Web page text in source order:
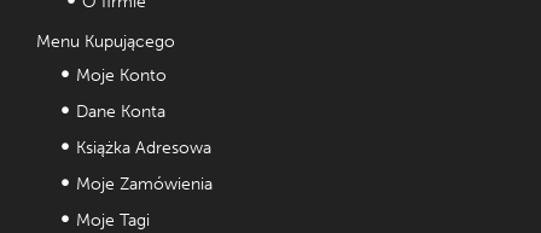
Menu Kupującego
Moje Konto
Dane Konta
Książka Adresowa
Moje Zamówienia
Moje Tagi